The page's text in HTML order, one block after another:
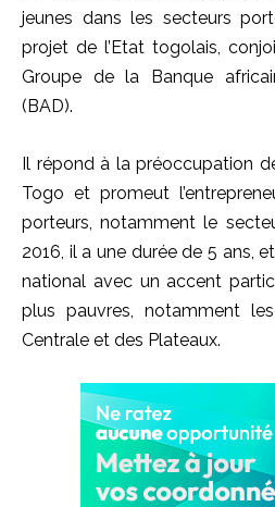
jeunes dans les secteurs
projet de l’Etat togolais,
Groupe de la Banque
(BAD).
Il répond à la préoccupation
Togo et promeut
porteurs, notamment le
2016, il a une durée de 5 ans,
national avec un accent
plus pauvres, notamment
Centrale et des Plateaux.